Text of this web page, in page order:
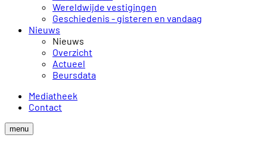
Wereldwijde vestigingen
Geschiedenis - gisteren en vandaag
Nieuws
Nieuws
Overzicht
Actueel
Beursdata
Mediatheek
Contact
menu